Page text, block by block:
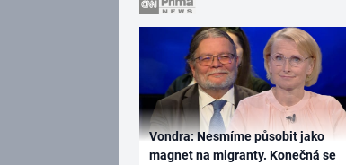
Vondra: Nesmíme působit jako
magnet na migranty. Konečná se